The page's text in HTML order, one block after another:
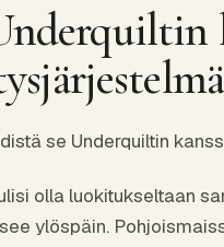
se Underquiltin
olla luokitukseltaan
ylöspäin.